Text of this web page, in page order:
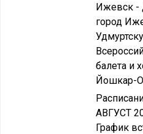
Ижевск -
город
балета и
Йошкар-
АВГУСТ
График